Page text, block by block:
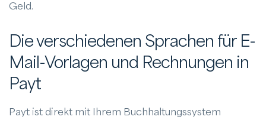
Geld.
Die verschiedenen Sprachen für E-
Mail-Vorlagen und Rechnungen in
Payt
Payt ist direkt mit Ihrem Buchhaltungssystem